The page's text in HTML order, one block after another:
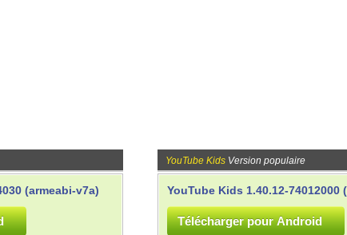
(armeabi-v7a)
YouTube Kids Version populaire
YouTube Kids 1.40.12-74012000